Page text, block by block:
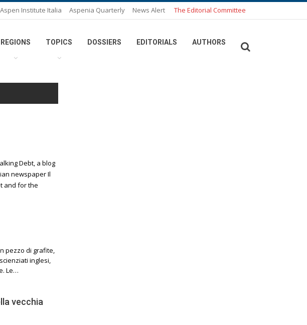
Aspen Institute Italia Aspenia Quarterly News Alert The Editorial Committee
REGIONS TOPICS DOSSIERS EDITORIALS AUTHORS
Debt, a blog
newspaper Il
and for the
pezzo di grafite,
inglesi,
Le…
vecchia